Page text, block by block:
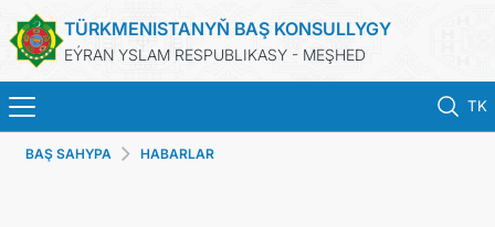
TÜRKMENISTANYŇ BAŞ KONSULLYGY
EÝRAN YSLAM RESPUBLIKASY - MEŞHED
TK
BAŞ SAHYPA
BAŞ SAHYPA HABARLAR